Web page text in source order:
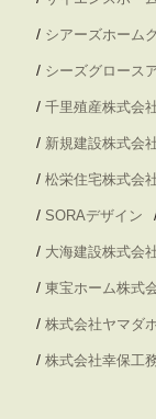
/ シアーズホーム
/ シーズグロース
/ 千里殖産株式会
/ 新規建設株式会
/ 松栄住宅株式会
/ SORAデザイン
/ 大海建設株式会
/ 東宝ホーム株式
/ 株式会社ヤマダ
/ 株式会社幸保工